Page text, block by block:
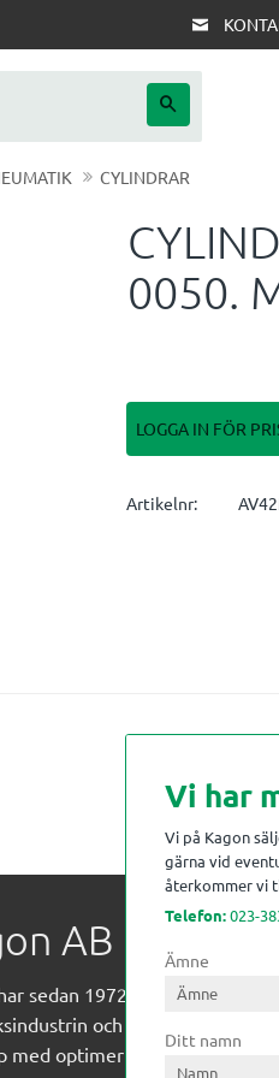
CYLINDRAR
0050.
LOGGA IN FÖR
Artikelnr
AB
sedan 1972 levererat
och övrig industri.
med optimeringslösningar
Vi har
Vi på Kagon
gärna vid
återkommer vi
Telefon:023-
Ämne
Ditt namn